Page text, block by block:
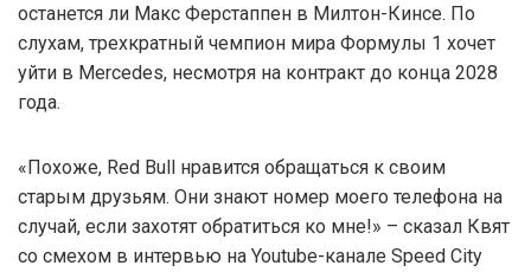
останется ли Макс Ферстаппен в Милтон-Кинсе. По
слухам, трехкратный чемпион мира Формулы 1 хочет
уйти в Mercedes, несмотря на контракт до конца 2028
года.
«Похоже, Red Bull нравится обращаться к своим
старым друзьям. Они знают номер моего телефона на
случай, если захотят обратиться ко мне!» – сказал Квят
со смехом в интервью на Youtube-канале Speed City